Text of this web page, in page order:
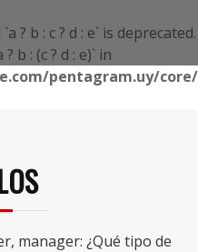
? b : c ? d : e` is deprecated.
b : (c ? d : e)` in
pentagram.uy/
manager: ¿Qué tipo de